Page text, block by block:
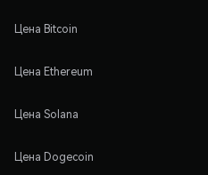
Цена Bitcoin
Цена Ethereum
Цена Solana
Цена Dogecoin